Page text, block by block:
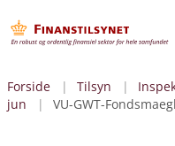
Forside Tilsyn
jun
VU-GWT-